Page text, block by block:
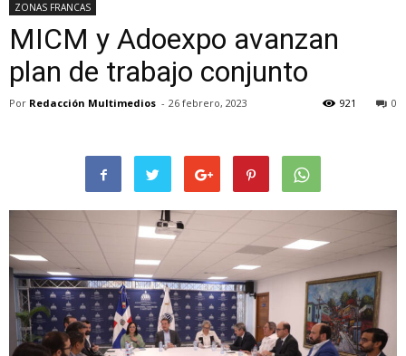
ZONAS FRANCAS
MICM y Adoexpo avanzan
plan de trabajo conjunto
Por Redacción Multimedios - 26 febrero, 2023 0
921